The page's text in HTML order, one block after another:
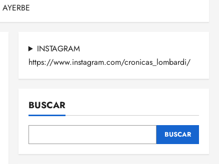
INSTAGRAM
https://www.instagram.com/cronicas_lombardi/
BUSCAR
BUSCAR